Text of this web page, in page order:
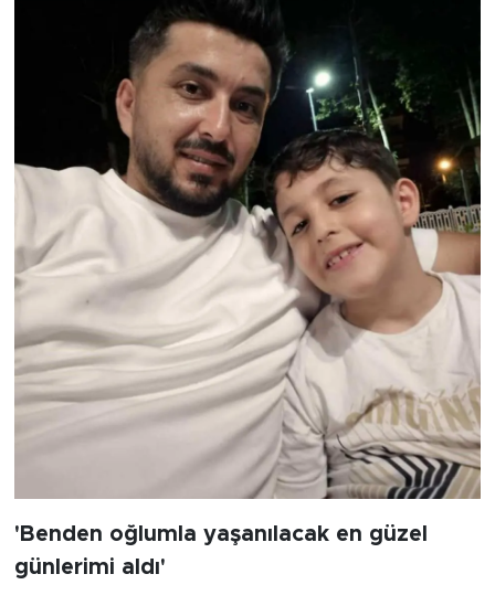
'Benden oğlumla yaşanılacak en güzel
günlerimi aldı'